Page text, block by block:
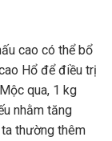
cao có thể bổ
Hổ để điều trị
qua, 1 kg
nhằm tăng
thường thêm